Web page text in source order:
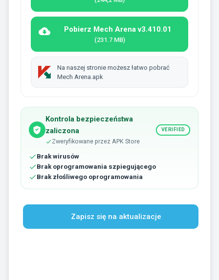
Pobierz Mech Arena v3.410.01
(231.7 MB)
Na naszej stronie możesz łatwo pobrać
Mech Arena.apk
Kontrola bezpieczeństwa
zaliczona
Zweryfikowane przez APK Store
VERIFIED
Brak wirusów
Brak oprogramowania szpiegującego
Brak złośliwego oprogramowania
Zapisz się na aktualizacje